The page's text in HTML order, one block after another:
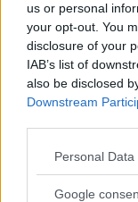
us or personal
your opt-out. You
disclosure of your
IAB’s list of
also be disclosed
Downstream
Please note that
not limited to your
Personal
Google
Mannen tröttnade